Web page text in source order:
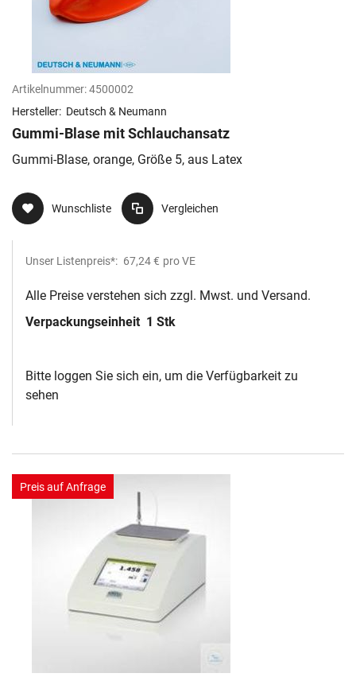
Artikelnummer:4500002
Hersteller: Deutsch & Neumann
Gummi-Blase mit Schlauchansatz
Gummi-Blase, orange, Größe 5, aus Latex
Wunschliste Vergleichen
Unser Listenpreis*: 67,24 € pro VE
Alle Preise verstehen sich zzgl. Mwst. und Versand.
Verpackungseinheit 1 Stk
Bitte loggen Sie sich ein, um die Verfügbarkeit zu
sehen
Preis auf Anfrage